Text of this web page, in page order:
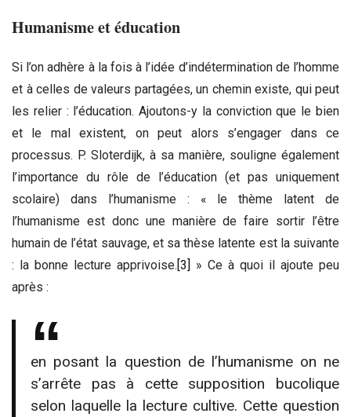
Humanisme et éducation
Si l’on adhère à la fois à l’idée d’indétermination de l’homme
et à celles de valeurs partagées, un chemin existe, qui peut
les relier : l’éducation. Ajoutons-y la conviction que le bien
et le mal existent, on peut alors s’engager dans ce
processus. P. Sloterdijk, à sa manière, souligne également
l’importance du rôle de l’éducation (et pas uniquement
scolaire) dans l’humanisme : « le thème latent de
l’humanisme est donc une manière de faire sortir l’être
humain de l’état sauvage, et sa thèse latente est la suivante
: la bonne lecture apprivoise. [3]
» Ce à quoi il ajoute peu
après :
en posant la question de l’humanisme on ne
s’arrête pas à cette supposition bucolique
selon laquelle la lecture cultive. Cette question